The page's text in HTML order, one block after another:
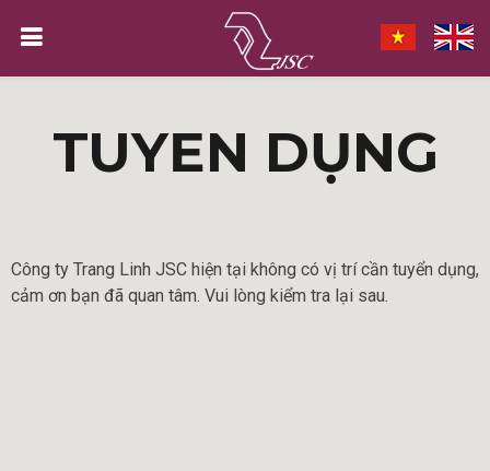
TUYỂN DỤNG
Công ty Trang Linh JSC hiện tại không có vị trí cần tuyển dụng,
cảm ơn bạn đã quan tâm. Vui lòng kiểm tra lại sau.